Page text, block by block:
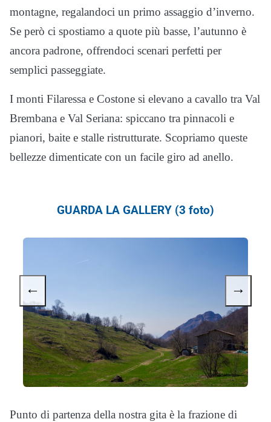
montagne, regalandoci un primo assaggio d’inverno.
Se però ci spostiamo a quote più basse, l’autunno è
ancora padrone, offrendoci scenari perfetti per
semplici passeggiate.
I monti Filaressa e Costone si elevano a cavallo tra Val
Brembana e Val Seriana: spiccano tra pinnacoli e
pianori, baite e stalle ristrutturate. Scopriamo queste
bellezze dimenticate con un facile giro ad anello.
GUARDA LA GALLERY (3 foto)
← →
Punto di partenza della nostra gita è la frazione di